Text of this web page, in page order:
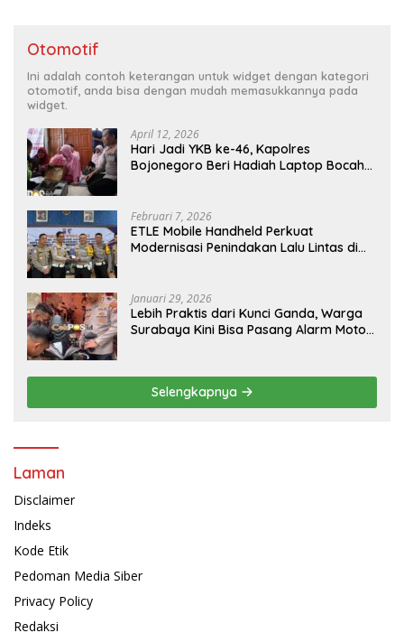
Otomotif
Ini adalah contoh keterangan untuk widget dengan kategori
otomotif, anda bisa dengan mudah memasukkannya pada
widget.
April 12, 2026
Hari Jadi YKB ke-46, Kapolres
Bojonegoro Beri Hadiah Laptop Bocah
Februari 7, 2026
ETLE Mobile Handheld Perkuat
Modernisasi Penindakan Lalu Lintas di
Januari 29, 2026
Lebih Praktis dari Kunci Ganda, Warga
Surabaya Kini Bisa Pasang Alarm Motor
Selengkapnya
Laman
Disclaimer
Indeks
Kode Etik
Pedoman Media Siber
Privacy Policy
Redaksi